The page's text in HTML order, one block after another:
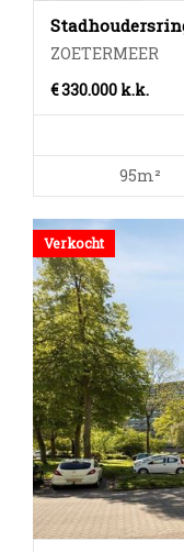
ZOETERMEER
€ 330.000 k.k.
95m²
Verkocht